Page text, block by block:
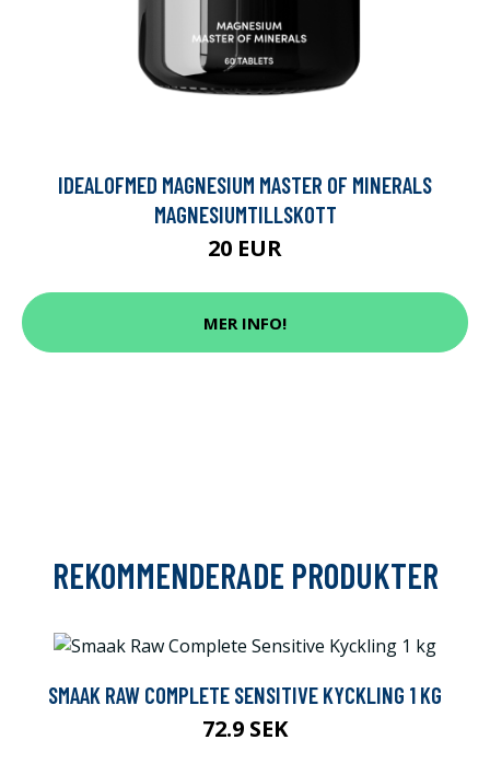
IDEALOFMED MAGNESIUM MASTER OF MINERALS
MAGNESIUMTILLSKOTT
20 EUR
MER INFO!
REKOMMENDERADE PRODUKTER
SMAAK RAW COMPLETE SENSITIVE KYCKLING 1 KG
72.9 SEK